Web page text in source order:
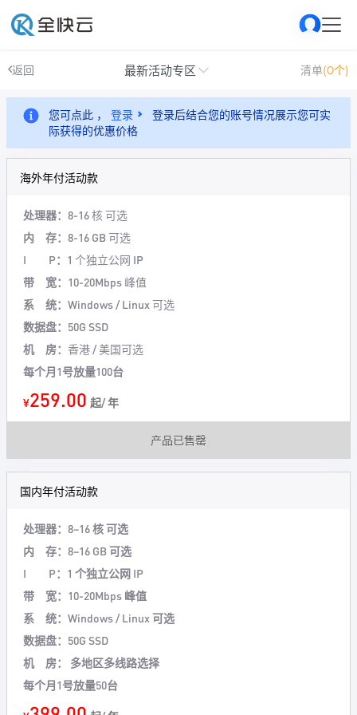
返回 最新活动专区 清单(0个)
您可点此 ， 登录
登录后结合您的账号情况展示您可实
际获得的优惠价格
海外年付活动款
处理器： 8-16 核 可选
内 存： 8-16 GB 可选
I P： 1 个独立公网 IP
带 宽： 10-20Mbps 峰值
系 统： Windows / Linux 可选
数据盘： 50G SSD
机 房： 香港 / 美国可选
每个月1号放量100台
¥259.00 起/ 年
产品已售罄
国内年付活动款
处理器： 8–16 核 可选
内 存： 8–16 GB 可选
I P： 1 个独立公网 IP
带 宽： 10-20Mbps 峰值
系 统： Windows / Linux 可选
数据盘： 50G SSD
机 房：
多地区多线路选择
每个月1号放量50台